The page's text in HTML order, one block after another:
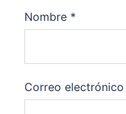
Nombre *
Correo electrónico